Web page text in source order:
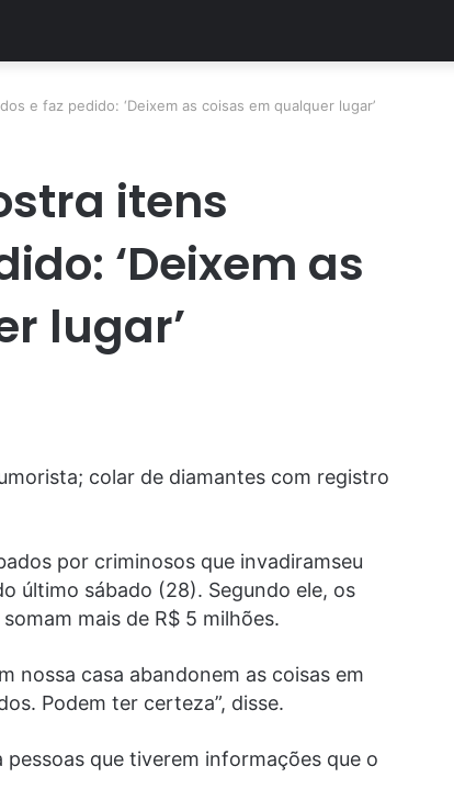
e faz pedido: ‘Deixem as coisas em qualquer lugar’
itens
‘Deixem as
lugar’
colar de diamantes com registro
por criminosos que invadiramseu
último sábado (28). Segundo ele, os
mais de R$ 5 milhões.
nossa casa abandonem as coisas em
Podem ter certeza”, disse.
que tiverem informações que o